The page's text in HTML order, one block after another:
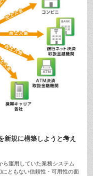
規に構築しようと考え
ら運用していた業務システム
ともない信頼性・可用性の面